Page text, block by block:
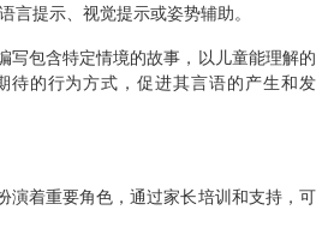
言提示、视觉提示或姿势辅助。
写包含特定情境的故事，以儿童能理解的
待的行为方式，促进其言语的产生和发
演着重要角色，通过家长培训和支持，可